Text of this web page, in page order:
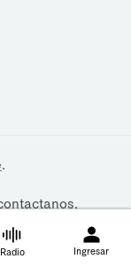
.
.
Radio Ingresar